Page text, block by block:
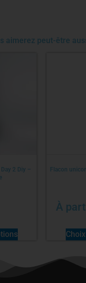
aimerez peut-être
2 Diy –
Flacon
À